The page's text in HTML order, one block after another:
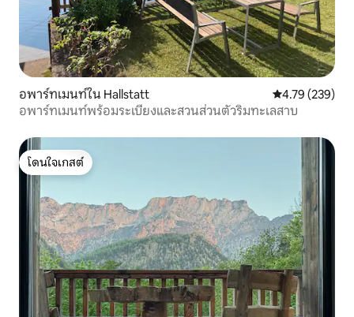
อพาร์ทเมนท์ใน Hallstatt คะแนนเฉลี่ย
4.79 (239)
อพาร์ทเมนท์พร้อมระเบียงและสวนส่วนตัวริมทะเลสาบ
โดนใจเกสต์
โดนใจเกสต์